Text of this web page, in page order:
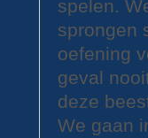
spelen.
sprongen
oefening
geval
deze
We gaan